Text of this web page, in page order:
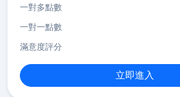
一對多點數
一對一點數
滿意度評分
立即進入